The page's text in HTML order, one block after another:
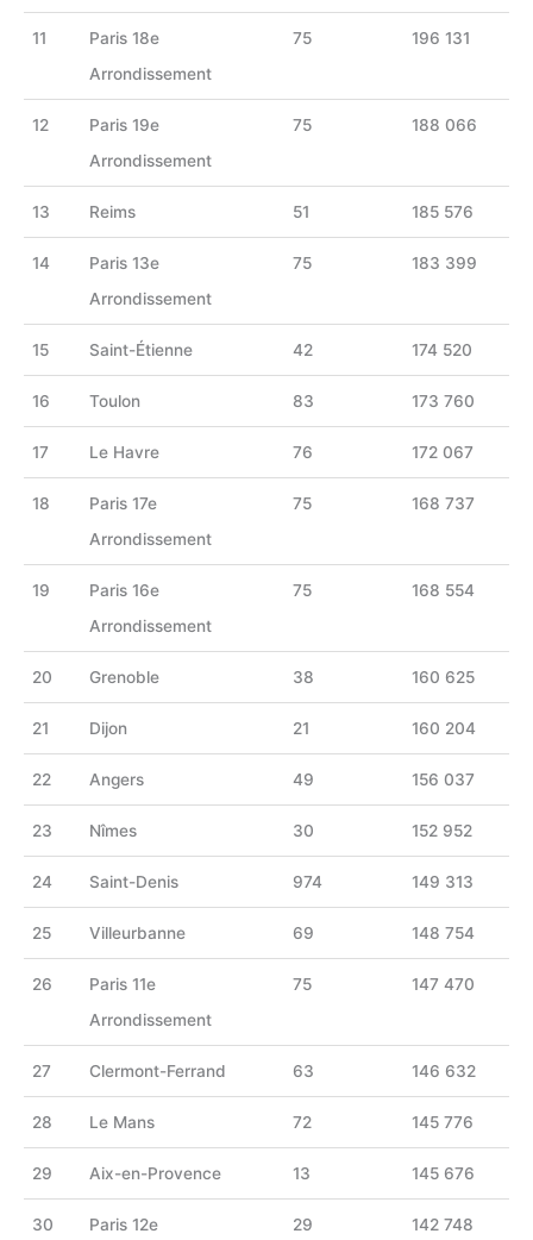
11
Paris 18e
Arrondissement
75 196 131
12
Paris 19e
Arrondissement
75 188 066
13 Reims 51 185 576
14
Paris 13e
Arrondissement
75 183 399
15 Saint-Étienne 42 174 520
16 Toulon 83 173 760
17 Le Havre 76 172 067
18
Paris 17e
Arrondissement
75 168 737
19
Paris 16e
Arrondissement
75 168 554
20 Grenoble 38 160 625
21 Dijon 21 160 204
22 Angers 49 156 037
23 Nîmes 30 152 952
24 Saint-Denis 974 149 313
25 Villeurbanne 69 148 754
26
Paris 11e
Arrondissement
75 147 470
27 Clermont-Ferrand 63 146 632
28 Le Mans 72 145 776
29 Aix-en-Provence 13 145 676
30
Paris 12e
29 142 748